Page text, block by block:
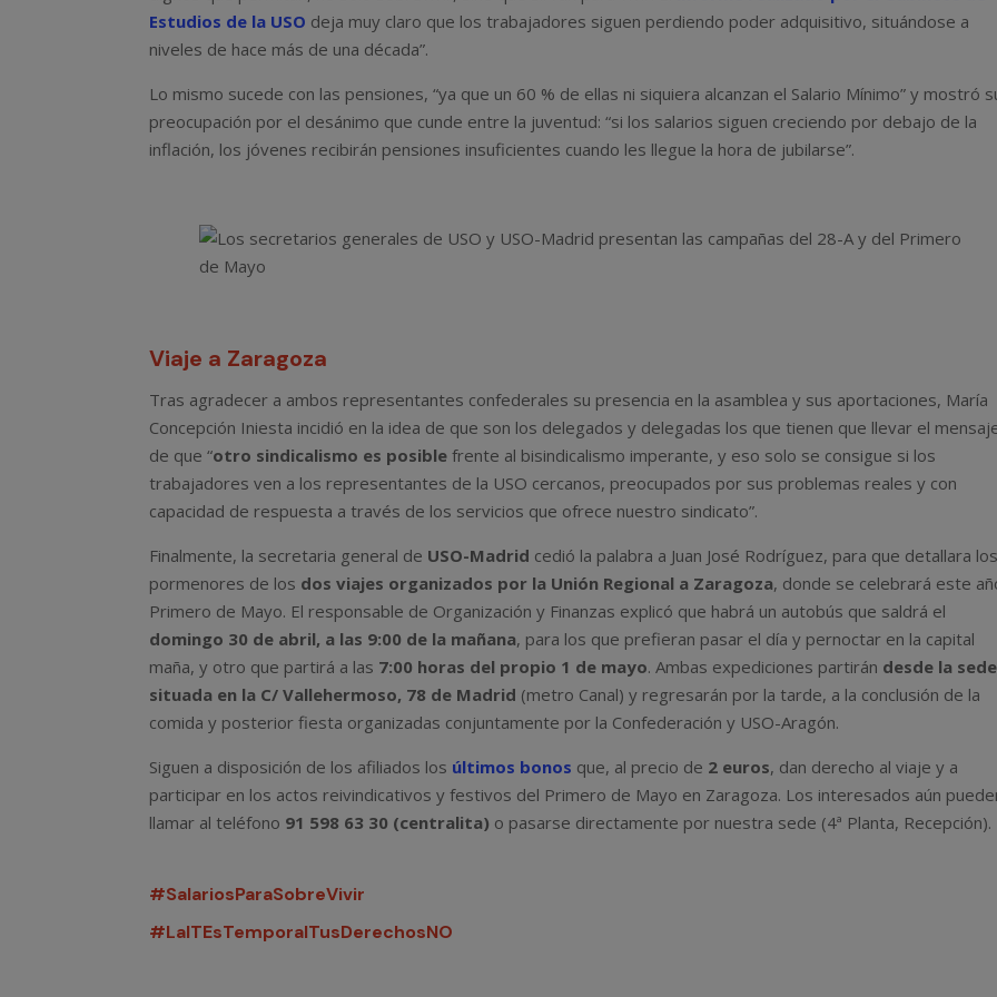
Estudios de la USO deja muy claro que los trabajadores siguen perdiendo poder adquisitivo, situándose a
niveles de hace más de una década”.
Lo mismo sucede con las pensiones, “ya que un 60 % de ellas ni siquiera alcanzan el Salario Mínimo” y mostró
preocupación por el desánimo que cunde entre la juventud: “si los salarios siguen creciendo por debajo de la
inflación, los jóvenes recibirán pensiones insuficientes cuando les llegue la hora de jubilarse”.
Viaje a Zaragoza
Tras agradecer a ambos representantes confederales su presencia en la asamblea y sus aportaciones, María
Concepción Iniesta incidió en la idea de que son los delegados y delegadas los que tienen que llevar el
de que “otro sindicalismo es posible frente al bisindicalismo imperante, y eso solo se consigue si los
trabajadores ven a los representantes de la USO cercanos, preocupados por sus problemas reales y con
capacidad de respuesta a través de los servicios que ofrece nuestro sindicato”.
Finalmente, la secretaria general de USO-Madrid cedió la palabra a Juan José Rodríguez, para que detallara
pormenores de los dos viajes organizados por la Unión Regional a Zaragoza, donde se celebrará este
Primero de Mayo. El responsable de Organización y Finanzas explicó que habrá un autobús que saldrá el
domingo 30 de abril, a las 9:00 de la mañana, para los que prefieran pasar el día y pernoctar en la capital
maña, y otro que partirá a las 7:00 horas del propio 1 de mayo. Ambas expediciones partirán desde la sede
situada en la C/ Vallehermoso, 78 de Madrid (metro Canal) y regresarán por la tarde, a la conclusión de la
comida y posterior fiesta organizadas conjuntamente por la Confederación y USO-Aragón.
Siguen a disposición de los afiliados los últimos bonos que, al precio de 2 euros, dan derecho al viaje y a
participar en los actos reivindicativos y festivos del Primero de Mayo en Zaragoza. Los interesados aún
llamar al teléfono 91 598 63 30 (centralita) o pasarse directamente por nuestra sede (4ª Planta, Recepción).
#SalariosParaSobreVivir
#LaITEsTemporalTusDerechosNO